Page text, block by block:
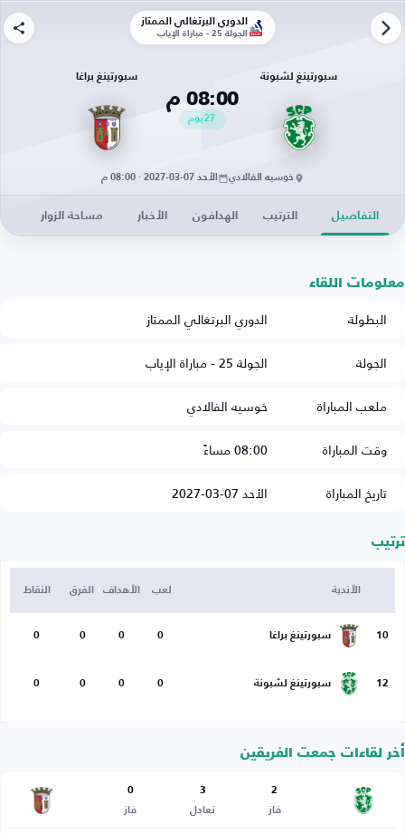
الدوري البرتغالي الممتاز
الجولة 25 - مباراة الإياب
سبورتينغ لشبونة
08:00 م
27يوم
سبورتينغ براغا
خوسيه الفالادي الأحد 07-03-2027 · 08:00 م
التفاصيل الترتيب الهدافون الأخبار مساحة الزوار
معلومات اللقاء
البطولة
الدوري البرتغالي الممتاز
الجولة
الجولة 25 - مباراة الإياب
ملعب المباراة
خوسيه الفالادي
وقت المباراة
08:00 مساءً
تاريخ المباراة
الأحد 07-03-2027
ترتيب
الأندية لعب الأهداف الفرق النقاط
10 سبورتينغ براغا 0
0
0
0
12 سبورتينغ لشبونة 0
0
0
0
أخر لقاءات جمعت الفريقين
2
فاز
3
تعادل
0
فاز